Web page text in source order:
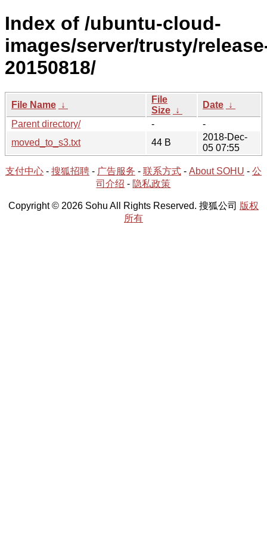
Index of /ubuntu-cloud-
images/server/trusty/
20150818/
File Name ↓
File
Size ↓
Date ↓
Parent directory/
-
-
moved_to_s3.txt
44 B
2018-Dec-
05 07:55
支付中心 - 搜狐招聘 - 广告服务 - 联系方式 - About SOHU - 公
司介绍 - 隐私政策
Copyright © 2026 Sohu All Rights Reserved. 搜狐公司 版权
所有